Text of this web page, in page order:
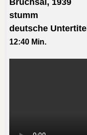
Bruchsal, 1939
stumm
deutsche Untertitel
12:40 Min.